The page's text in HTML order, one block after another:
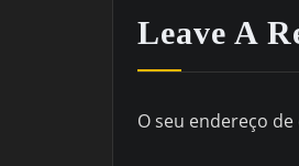
Leave A
O seu endereço